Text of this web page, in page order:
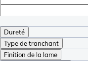
Dureté
Type de tranchant
Finition de la lame